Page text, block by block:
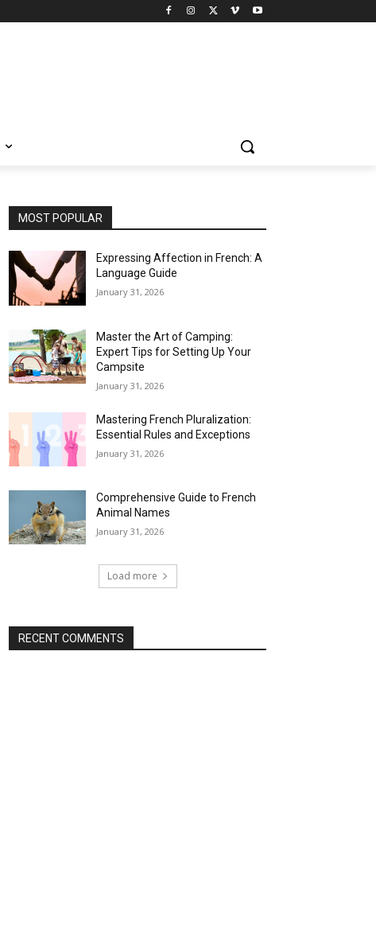
MOST POPULAR
Expressing Affection in French: A
Language Guide
January 31, 2026
Master the Art of Camping:
Expert Tips for Setting Up Your
Campsite
January 31, 2026
Mastering French Pluralization:
Essential Rules and Exceptions
January 31, 2026
Comprehensive Guide to French
Animal Names
January 31, 2026
Load more
RECENT COMMENTS